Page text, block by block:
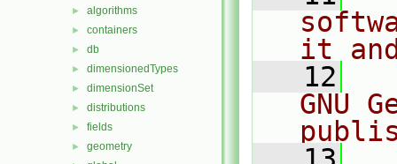
► algorithms
► containers
► db
► dimensionedTypes
► dimensionSet
► distributions
► fields
► geometry
it
   12
GNU